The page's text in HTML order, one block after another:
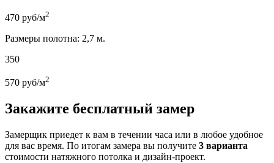
470 руб/м2
Размеры полотна: 2,7 м.
350
570 руб/м2
Закажите бесплатный замер
Замерщик приедет к вам в течении часа или в любое удобное
для вас время. По итогам замера вы получите 3 варианта
стоимости натяжного потолка и дизайн-проект.